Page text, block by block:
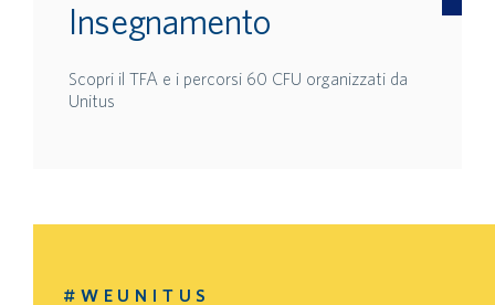
Insegnamento
Scopri il TFA e i percorsi 60 CFU organizzati da
Unitus
#WEUNITUS